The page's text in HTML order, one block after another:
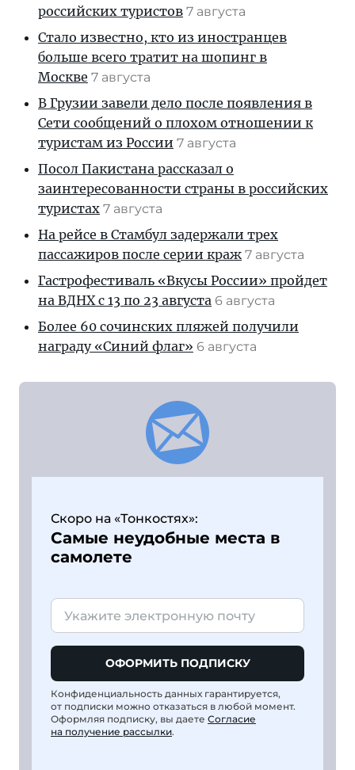
российских туристов 7 августа
Стало известно, кто из иностранцев
больше всего тратит на шопинг в
Москве 7 августа
В Грузии завели дело после появления в
Сети сообщений о плохом отношении к
туристам из России 7 августа
Посол Пакистана рассказал о
заинтересованности страны в российских
туристах 7 августа
На рейсе в Стамбул задержали трех
пассажиров после серии краж 7 августа
Гастрофестиваль «Вкусы России» пройдет
на ВДНХ с 13 по 23 августа 6 августа
Более 60 сочинских пляжей получили
награду «Синий флаг» 6 августа
Скоро на «Тонкостях»:
Самые неудобные места в
самолете
ОФОРМИТЬ ПОДПИСКУ
Конфиденциальность данных гарантируется,
от подписки можно отказаться в любой момент.
Оформляя подписку, вы даете Согласие
на получение рассылки.